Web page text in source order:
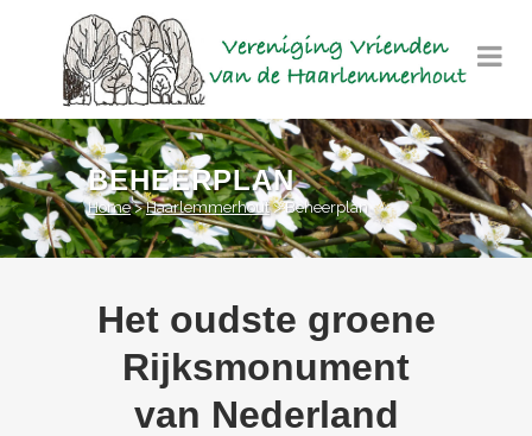
BEHEERPLAN
Home>Haarlemmerhout>Beheerplan
Het oudste groene
Rijksmonument
van Nederland